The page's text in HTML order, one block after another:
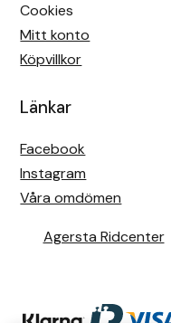
Cookies
Mitt konto
Köpvillkor
Länkar
Facebook
Instagram
Våra omdömen
Agersta Ridcenter
Equality Line
EQUES
EQUES | KINGSLAND
Equipage
Eric LeTixerant
Eskadron